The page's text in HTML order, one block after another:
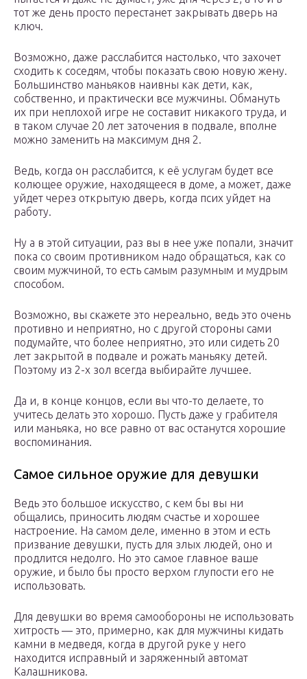
тот же день просто перестанет закрывать дверь на
ключ.
Возможно, даже расслабится настолько, что захочет
сходить к соседям, чтобы показать свою новую жену.
Большинство маньяков наивны как дети, как,
собственно, и практически все мужчины. Обмануть
их при неплохой игре не составит никакого труда, и
в таком случае 20 лет заточения в подвале, вполне
можно заменить на максимум дня 2.
Ведь, когда он расслабится, к её услугам будет все
колющее оружие, находящееся в доме, а может, даже
уйдет через открытую дверь, когда псих уйдет на
работу.
Ну а в этой ситуации, раз вы в нее уже попали, значит
пока со своим противником надо обращаться, как со
своим мужчиной, то есть самым разумным и мудрым
способом.
Возможно, вы скажете это нереально, ведь это очень
противно и неприятно, но с другой стороны сами
подумайте, что более неприятно, это или сидеть 20
лет закрытой в подвале и рожать маньяку детей.
Поэтому из 2-х зол всегда выбирайте лучшее.
Да и, в конце концов, если вы что-то делаете, то
учитесь делать это хорошо. Пусть даже у грабителя
или маньяка, но все равно от вас останутся хорошие
воспоминания.
Самое сильное оружие для девушки
Ведь это большое искусство, с кем бы вы ни
общались, приносить людям счастье и хорошее
настроение. На самом деле, именно в этом и есть
призвание девушки, пусть для злых людей, оно и
продлится недолго. Но это самое главное ваше
оружие, и было бы просто верхом глупости его не
использовать.
Для девушки во время самообороны не использовать
хитрость — это, примерно, как для мужчины кидать
камни в медведя, когда в другой руке у него
находится исправный и заряженный автомат
Калашникова.